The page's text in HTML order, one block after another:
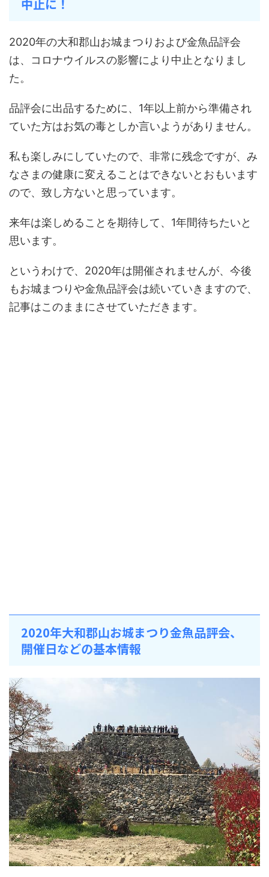
中止に！
2020年の大和郡山お城まつりおよび金魚品評会
は、コロナウイルスの影響により中止となりまし
た。
品評会に出品するために、1年以上前から準備され
ていた方はお気の毒としか言いようがありません。
私も楽しみにしていたので、非常に残念ですが、み
なさまの健康に変えることはできないとおもいます
ので、致し方ないと思っています。
来年は楽しめることを期待して、1年間待ちたいと
思います。
というわけで、2020年は開催されませんが、今後
もお城まつりや金魚品評会は続いていきますので、
記事はこのままにさせていただきます。
2020年大和郡山お城まつり金魚品評会、
開催日などの基本情報